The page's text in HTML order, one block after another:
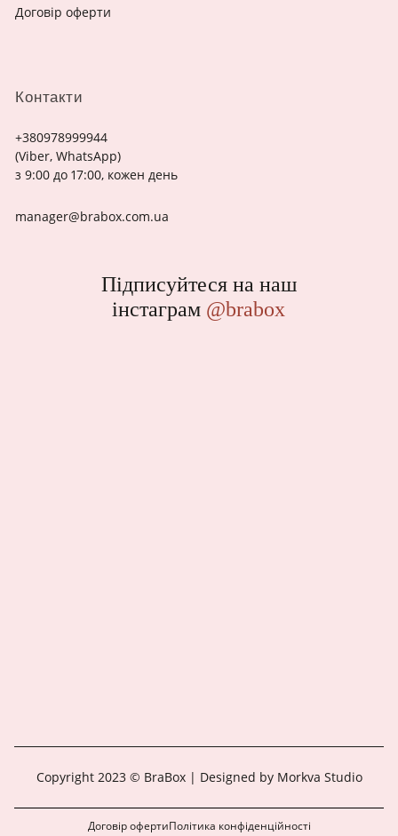
Контакти
+380978999944
(Viber, WhatsApp)
з 9:00 до 17:00, кожен день
manager@brabox.com.ua
Договір оферти
Підписуйтеся на наш
інстаграм @brabox
Copyright 2023 © BraBox | Designed by Morkva Studio
Договір офертиПолітика конфіденційності